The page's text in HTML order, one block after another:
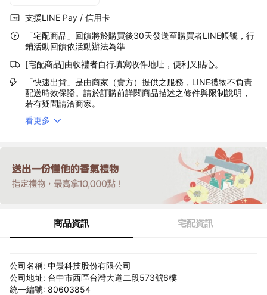
支援LINE Pay / 信用卡
「宅配商品」回饋將於購買後30天發送至購買者LINE帳號，行
銷活動回饋依活動辦法為準
[宅配商品]由收禮者自行填寫收件地址，便利又貼心。
「快速出貨」是由商家（賣方）提供之服務，LINE禮物不負責
配送時效保證。請於訂購前詳閱商品描述之條件與限制說明，
若有疑問請洽商家。
看更多
商品資訊 宅配資訊
公司名稱: 中景科技股份有限公司
公司地址: 台中市西區台灣大道二段573號6樓
統一編號: 80603854